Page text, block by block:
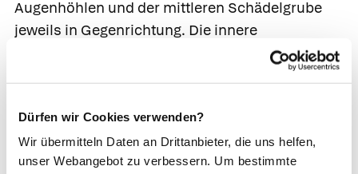
Dürfen wir Cookies verwenden?
Wir übermitteln Daten an Drittanbieter, die uns helfen,
unser Webangebot zu verbessern. Um bestimmte
Augenhöhlen und der mittleren Schädelgrube
jeweils in Gegenrichtung. Die innere
Halsschlager transportiert sauerstoffreiches
Blut zu Augen und Gehirn, während der Sinus
wieder ableitet. Eine Karotis-Kavernosus-Fistel
entsteht meistens, wenn bei einem
Schädelbasisbruchdie innere Halschlagader